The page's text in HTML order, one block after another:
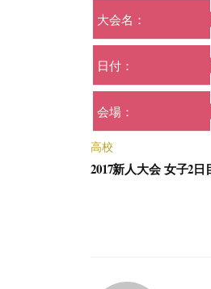
大会名：
日付：
会場：
高校
2017新人大会 女子2日